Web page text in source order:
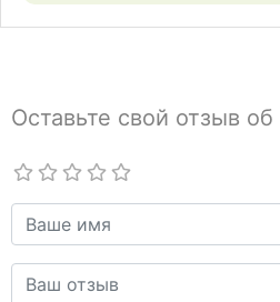
Оставьте свой отзыв